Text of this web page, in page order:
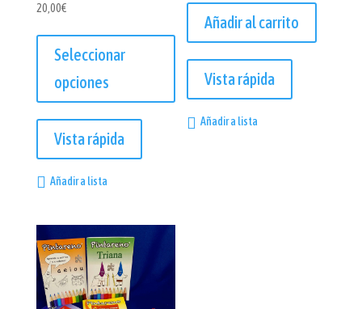
20,00€
Seleccionar
opciones
producto
tiene
múltiples
opciones
se
pueden
elegir
Vista rápida
Añadir a lista
Añadir al carrito
Vista rápida
Añadir a lista